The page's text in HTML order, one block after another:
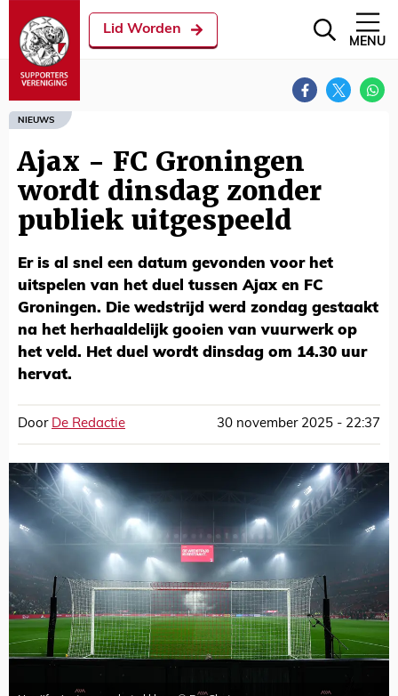
Lid Worden
MENU
NIEUWS
Ajax - FC Groningen
wordt dinsdag zonder
publiek uitgespeeld
Er is al snel een datum gevonden voor het
uitspelen van het duel tussen Ajax en FC
Groningen. Die wedstrijd werd zondag gestaakt
na het herhaaldelijk gooien van vuurwerk op
het veld. Het duel wordt dinsdag om 14.30 uur
hervat.
Door De Redactie 30 november 2025 - 22:37